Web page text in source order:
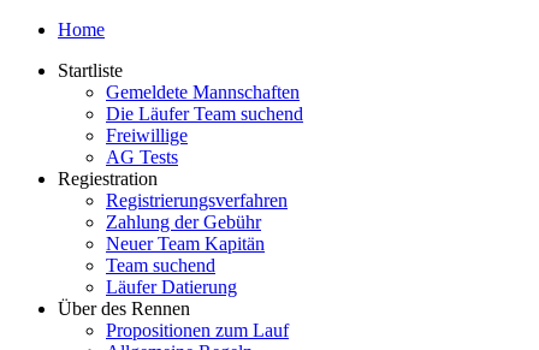
Home
Startliste
Gemeldete Mannschaften
Die Läufer Team suchend
Freiwillige
AG Tests
Regiestration
Registrierungsverfahren
Zahlung der Gebühr
Neuer Team Kapitän
Team suchend
Läufer Datierung
Über des Rennen
Propositionen zum Lauf